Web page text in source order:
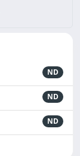
ND
ND
ND